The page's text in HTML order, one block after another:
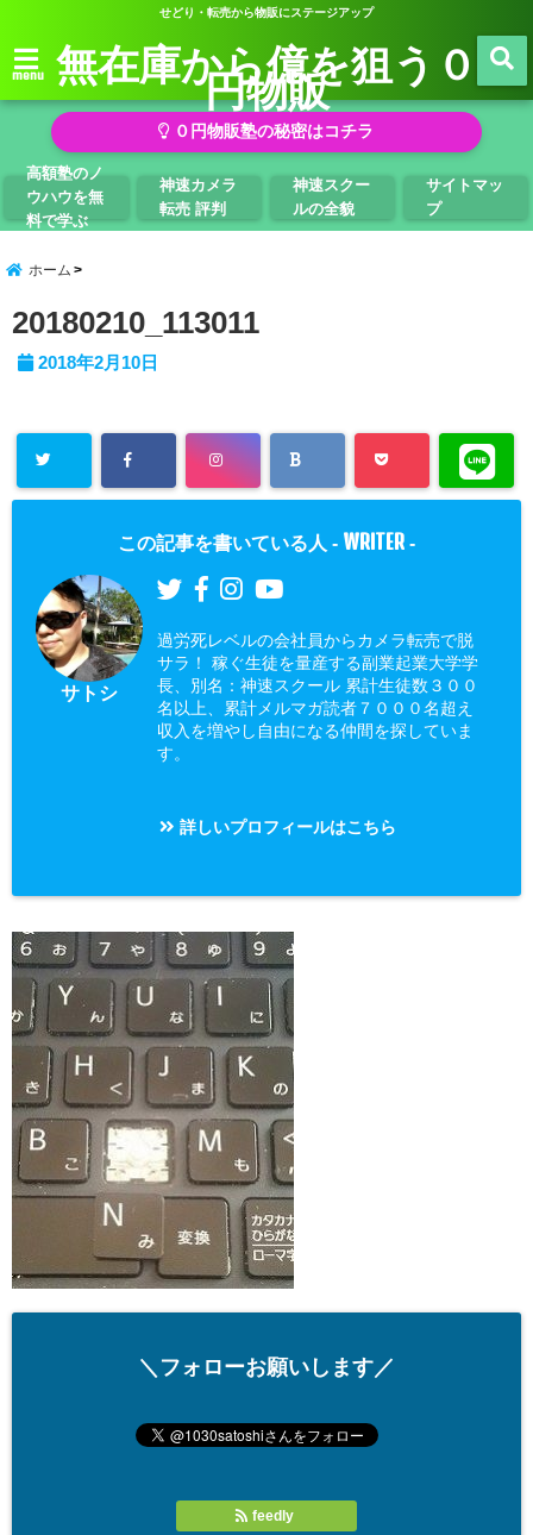
せどり・転売から物販にステージアップ
menu 無在庫から億を狙う０
円物販
０円物販塾の秘密はコチラ
高額塾のノ
ウハウを無
料で学ぶ
神速カメラ
転売 評判
神速スクー
ルの全貌
サイトマッ
プ
ホーム
20180210_113011
2018年2月10日
この記事を書いている人 - WRITER -
サトシ
過労死レベルの会社員からカメラ転売で脱
サラ！ 稼ぐ生徒を量産する副業起業大学学
長、別名：神速スクール 累計生徒数３００
名以上、累計メルマガ読者７０００名超え
収入を増やし自由になる仲間を探していま
す。
詳しいプロフィールはこちら
＼フォローお願いします／
feedly